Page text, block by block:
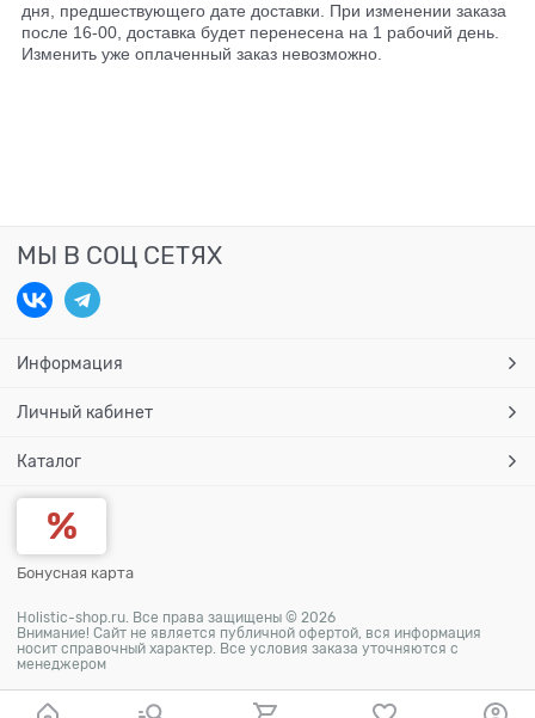
дня, предшествующего дате доставки. При изменении заказа
после 16-00, доставка будет перенесена на 1 рабочий день.
Изменить уже оплаченный заказ невозможно.
МЫ В СОЦ СЕТЯХ
Информация
Личный кабинет
Каталог
Бонусная карта
Holistic-shop.ru. Все права защищены © 2026
Внимание! Сайт не является публичной офертой, вся информация
носит справочный характер. Все условия заказа уточняются с
менеджером